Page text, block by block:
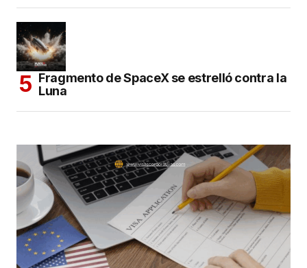
Fragmento de SpaceX se estrelló contra la
Luna